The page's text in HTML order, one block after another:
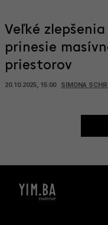
Veľké
prinesie
priestorov
20.10.2025, 15:00 SIMONA